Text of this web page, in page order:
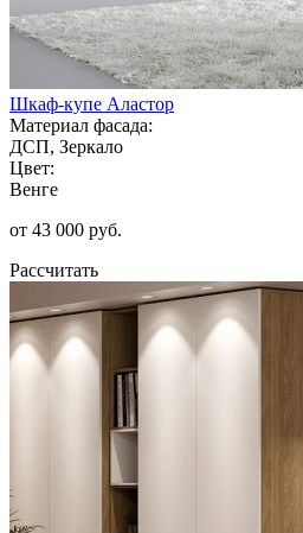
Шкаф-купе Аластор
Материал фасада:
ДСП, Зеркало
Цвет:
Венге
от 43 000 руб.
Рассчитать